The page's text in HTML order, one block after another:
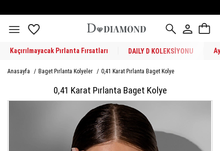
Kaçırılmayacak Pırlanta Fırsatları DAILY D KOLEKSİYONU
Anasayfa / Baget Pırlanta Kolyeler / 0,41 Karat Pırlanta Baget Kolye
0,41 Karat Pırlanta Baget Kolye